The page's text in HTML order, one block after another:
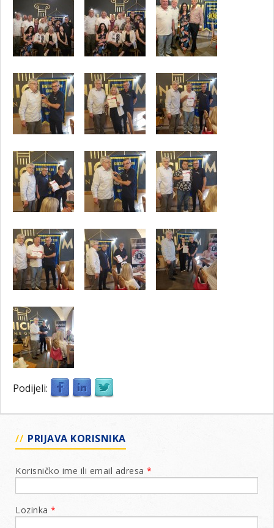
Podijeli:
PRIJAVA KORISNIKA
Korisničko ime ili email adresa *
Lozinka *